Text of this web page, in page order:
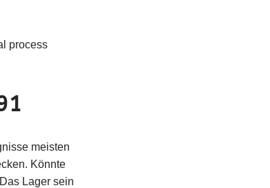
process
meisten
Könnte
Lager sein